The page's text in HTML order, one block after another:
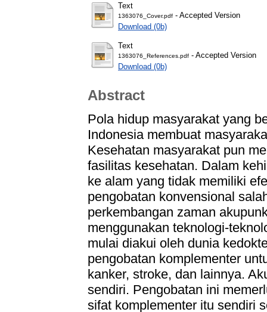
Text
1363076_Cover.pdf - Accepted Version
Download (0b)
Text
1363076_References.pdf - Accepted Version
Download (0b)
Abstract
Pola hidup masyarakat yang
Indonesia membuat
Kesehatan masyarakat pun
fasilitas kesehatan. Dalam
ke alam yang tidak memiliki
pengobatan konvensional
perkembangan zaman
menggunakan teknologi-
mulai diakui oleh dunia
pengobatan komplementer
kanker, stroke, dan lainnya.
sendiri. Pengobatan ini
sifat komplementer itu sendiri